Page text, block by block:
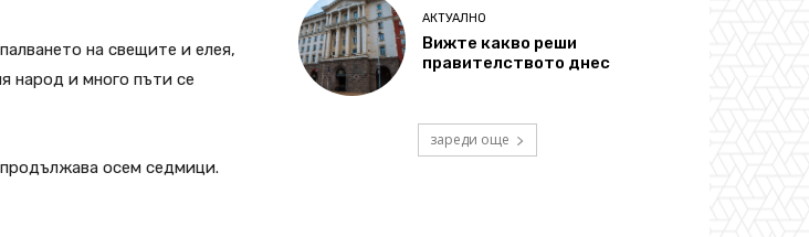
на свещите и елея,
народ и много пъти се
осем седмици.
АКТУАЛНО
Вижте какво реши
правителството днес
зареди още